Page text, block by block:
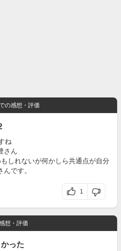
の感想・評価
ね
さん
しれないが何かしら共通点が自分
です。
1
想・評価
った